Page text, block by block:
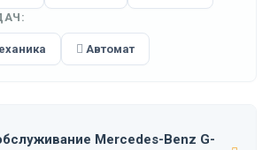
Автомат
Mercedes-Benz G-